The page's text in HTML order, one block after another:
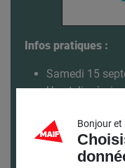
Infos pratiques :
Samedi 15
Un atelier à
Gratuit sur
Veuillez
Bonjour et